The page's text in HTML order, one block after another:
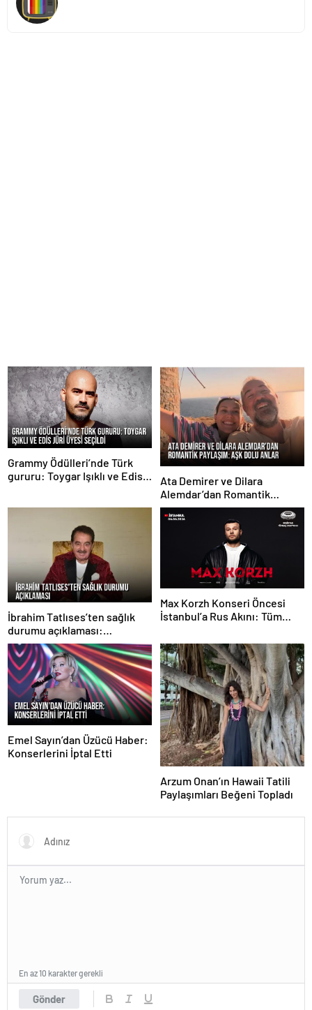
Grammy Ödülleri’nde Türk
gururu: Toygar Işıklı ve Edis
Ata Demirer ve Dilara
Alemdar’dan Romantik
Paylaşım: Aşk Dolu Anlar
İbrahim Tatlıses’ten sağlık
durumu açıklaması:
Hastaneye kaldırılmadım,
fizik tedaviye geldim
Max Korzh Konseri Öncesi
İstanbul’a Rus Akını: Tüm
Başladı
Emel Sayın’dan Üzücü Haber:
Konserlerini İptal Etti
Arzum Onan’ın Hawaii Tatili
Paylaşımları Beğeni Topladı
Gönder
En az 10 karakter gerekli